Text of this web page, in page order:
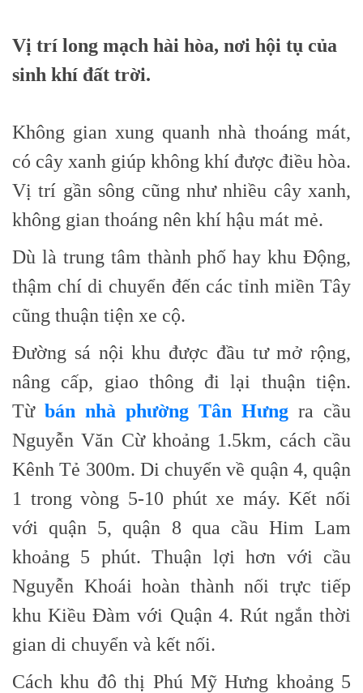
Vị trí long mạch hài hòa, nơi hội tụ của
sinh khí đất trời.
Không gian xung quanh nhà thoáng mát,
có cây xanh giúp không khí được điều hòa.
Vị trí gần sông cũng như nhiều cây xanh,
không gian thoáng nên khí hậu mát mẻ.
Dù là trung tâm thành phố hay khu Động,
thậm chí di chuyển đến các tỉnh miền Tây
cũng thuận tiện xe cộ.
Đường sá nội khu được đầu tư mở rộng,
nâng cấp, giao thông đi lại thuận tiện.
Từ bán nhà phường Tân Hưng ra cầu
Nguyễn Văn Cừ khoảng 1.5km, cách cầu
Kênh Tẻ 300m. Di chuyển về quận 4, quận
1 trong vòng 5-10 phút xe máy. Kết nối
với quận 5, quận 8 qua cầu Him Lam
khoảng 5 phút. Thuận lợi hơn với cầu
Nguyễn Khoái hoàn thành nối trực tiếp
khu Kiều Đàm với Quận 4. Rút ngắn thời
gian di chuyển và kết nối.
Cách khu đô thị Phú Mỹ Hưng khoảng 5